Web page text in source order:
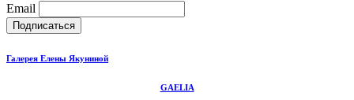
Email
Галерея Елены Якуниной
GAELIA